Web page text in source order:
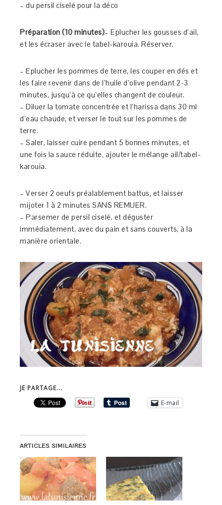
– du persil ciselé pour la déco
Préparation (10 minutes)– Eplucher les gousses d’ail,
et les écraser avec le tabel-karouia. Réserver.
– Eplucher les pommes de terre, les couper en dés et
les faire revenir dans de l’huile d’olive pendant 2-3
minutes, jusqu’à ce qu’elles changent de couleur.
– Diluer la tomate concentrée et l’harissa dans 30 ml
d’eau chaude, et verser le tout sur les pommes de
terre.
– Saler, laisser cuire pendant 5 bonnes minutes, et
une fois la sauce réduite, ajouter le mélange ail/tabel-
karouia.
– Verser 2 oeufs préalablement battus, et laisser
mijoter 1 à 2 minutes SANS REMUER.
– Parsemer de persil ciselé, et déguster
immédiatement, avec du pain et sans couverts, à la
manière orientale.
JE PARTAGE...
E-mail
ARTICLES SIMILAIRES